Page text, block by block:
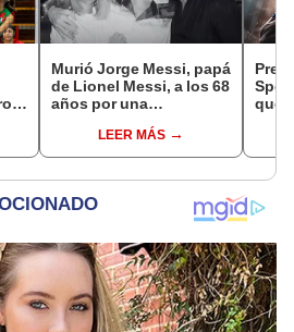
Murió Jorge Messi, papá
de Lionel Messi, a los 68
años por una
LEER MÁS
qué
Liga